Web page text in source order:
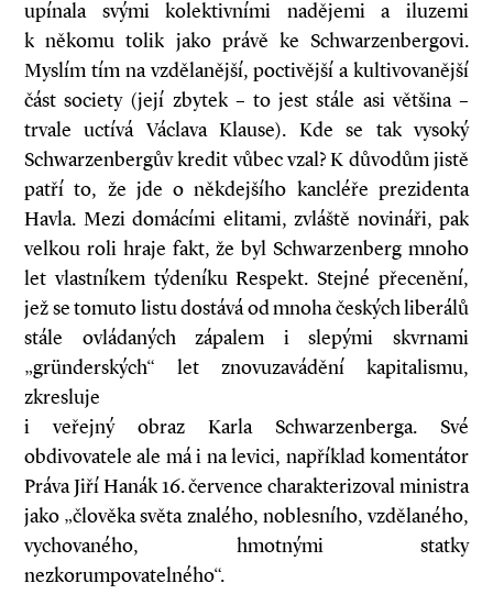
upínala svými kolektivními nadějemi a iluzemi
k někomu tolik jako právě ke Schwarzenbergovi.
Myslím tím na vzdělanější, poctivější a kultivovanější
část society (její zbytek – to jest stále asi většina –
trvale uctívá Václava Klause). Kde se tak vysoký
Schwarzenbergův kredit vůbec vzal? K důvodům jistě
patří to, že jde o někdejšího kancléře prezidenta
Havla. Mezi domácími elitami, zvláště novináři, pak
velkou roli hraje fakt, že byl Schwarzenberg mnoho
let vlastníkem týdeníku Respekt. Stejné přecenění,
jež se tomuto listu dostává od mnoha českých liberálů
stále ovládaných zápalem i slepými skvrnami
„gründerských“ let znovuzavádění kapitalismu,
zkresluje
i veřejný obraz Karla Schwarzenberga. Své
obdivovatele ale má i na levici, například komentátor
Práva Jiří Hanák 16. července charakterizoval ministra
jako „člověka světa znalého, noblesního, vzdělaného,
vychovaného, hmotnými statky
nezkorumpovatelného“.